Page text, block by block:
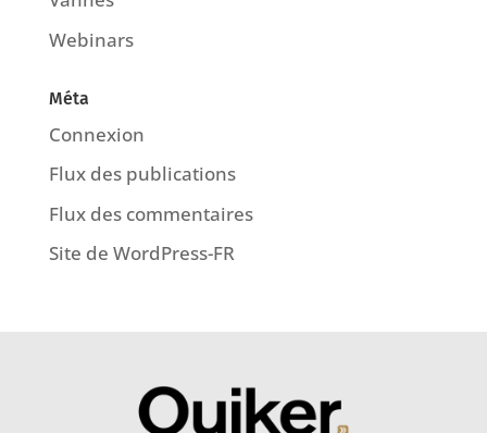
Webinars
Méta
Connexion
Flux des publications
Flux des commentaires
Site de WordPress-FR